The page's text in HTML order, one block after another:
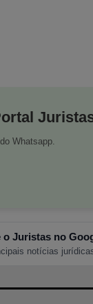
do Whatsapp.
o Juristas no
notícias